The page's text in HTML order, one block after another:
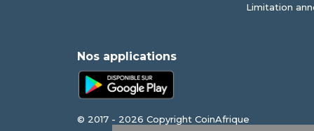
Limitation
Nos applications
© 2017 - 2026 Copyright CoinAfrique